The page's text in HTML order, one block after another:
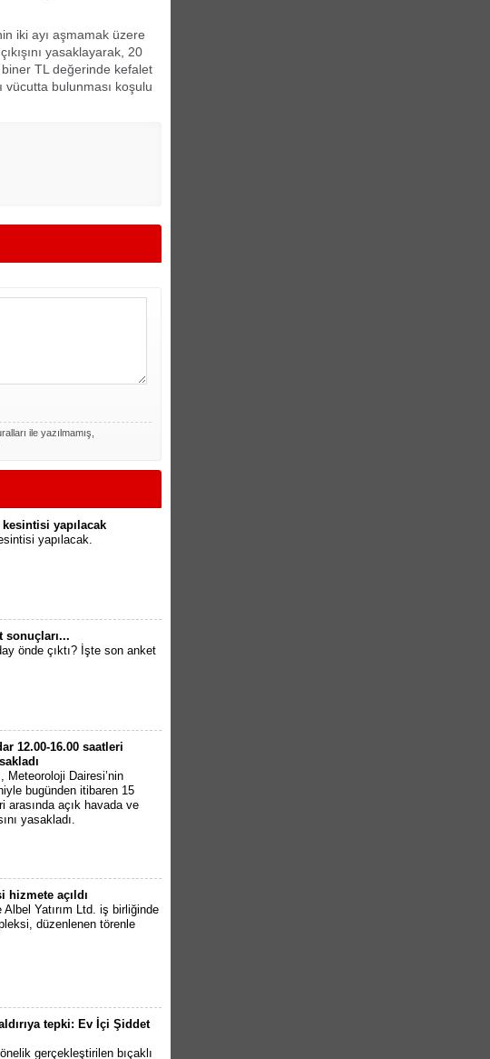
iki ayı aşmamak üzere
yasaklayarak, 20
TL değerinde kefalet
vücutta bulunması koşulu
ile yazılmamış,
yapılacak
yapılacak.
sonuçları...
önde çıktı? İşte son anket
12.00-16.00 saatleri
Meteoroloji Dairesi’nin
bugünden itibaren 15
arasında açık havada ve
yasakladı.
hizmete açıldı
Yatırım Ltd. iş birliğinde
düzenlenen törenle
tepki: Ev İçi Şiddet
gerçekleştirilen bıçaklı